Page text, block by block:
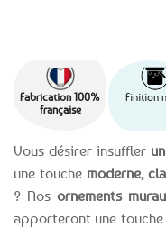
Vous désirer insufflerun
une touche moderne,
? Nosornements
apporteront une
Fabrication 100%
française
Finition